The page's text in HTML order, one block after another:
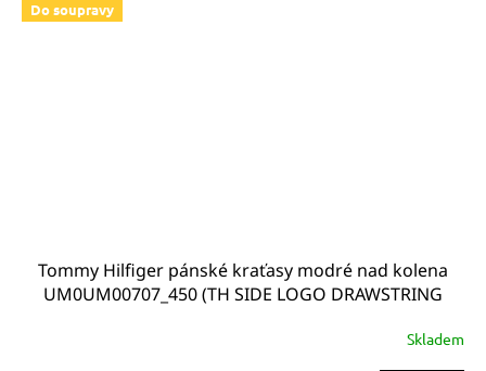
Do soupravy
Tommy Hilfiger pánské kraťasy modré nad kolena
UM0UM00707_450 (TH SIDE LOGO DRAWSTRING
Skladem